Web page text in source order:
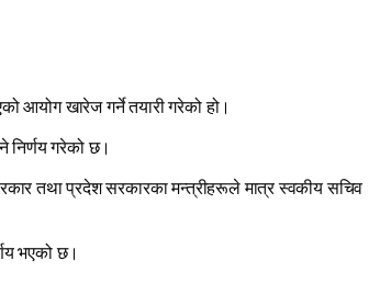
आयोग खारेज गर्ने तयारी गरेको हो।
निर्णय गरेको छ।
तथा प्रदेश सरकारका मन्त्रीहरूले मात्र स्वकीय सचिव
भएको छ।